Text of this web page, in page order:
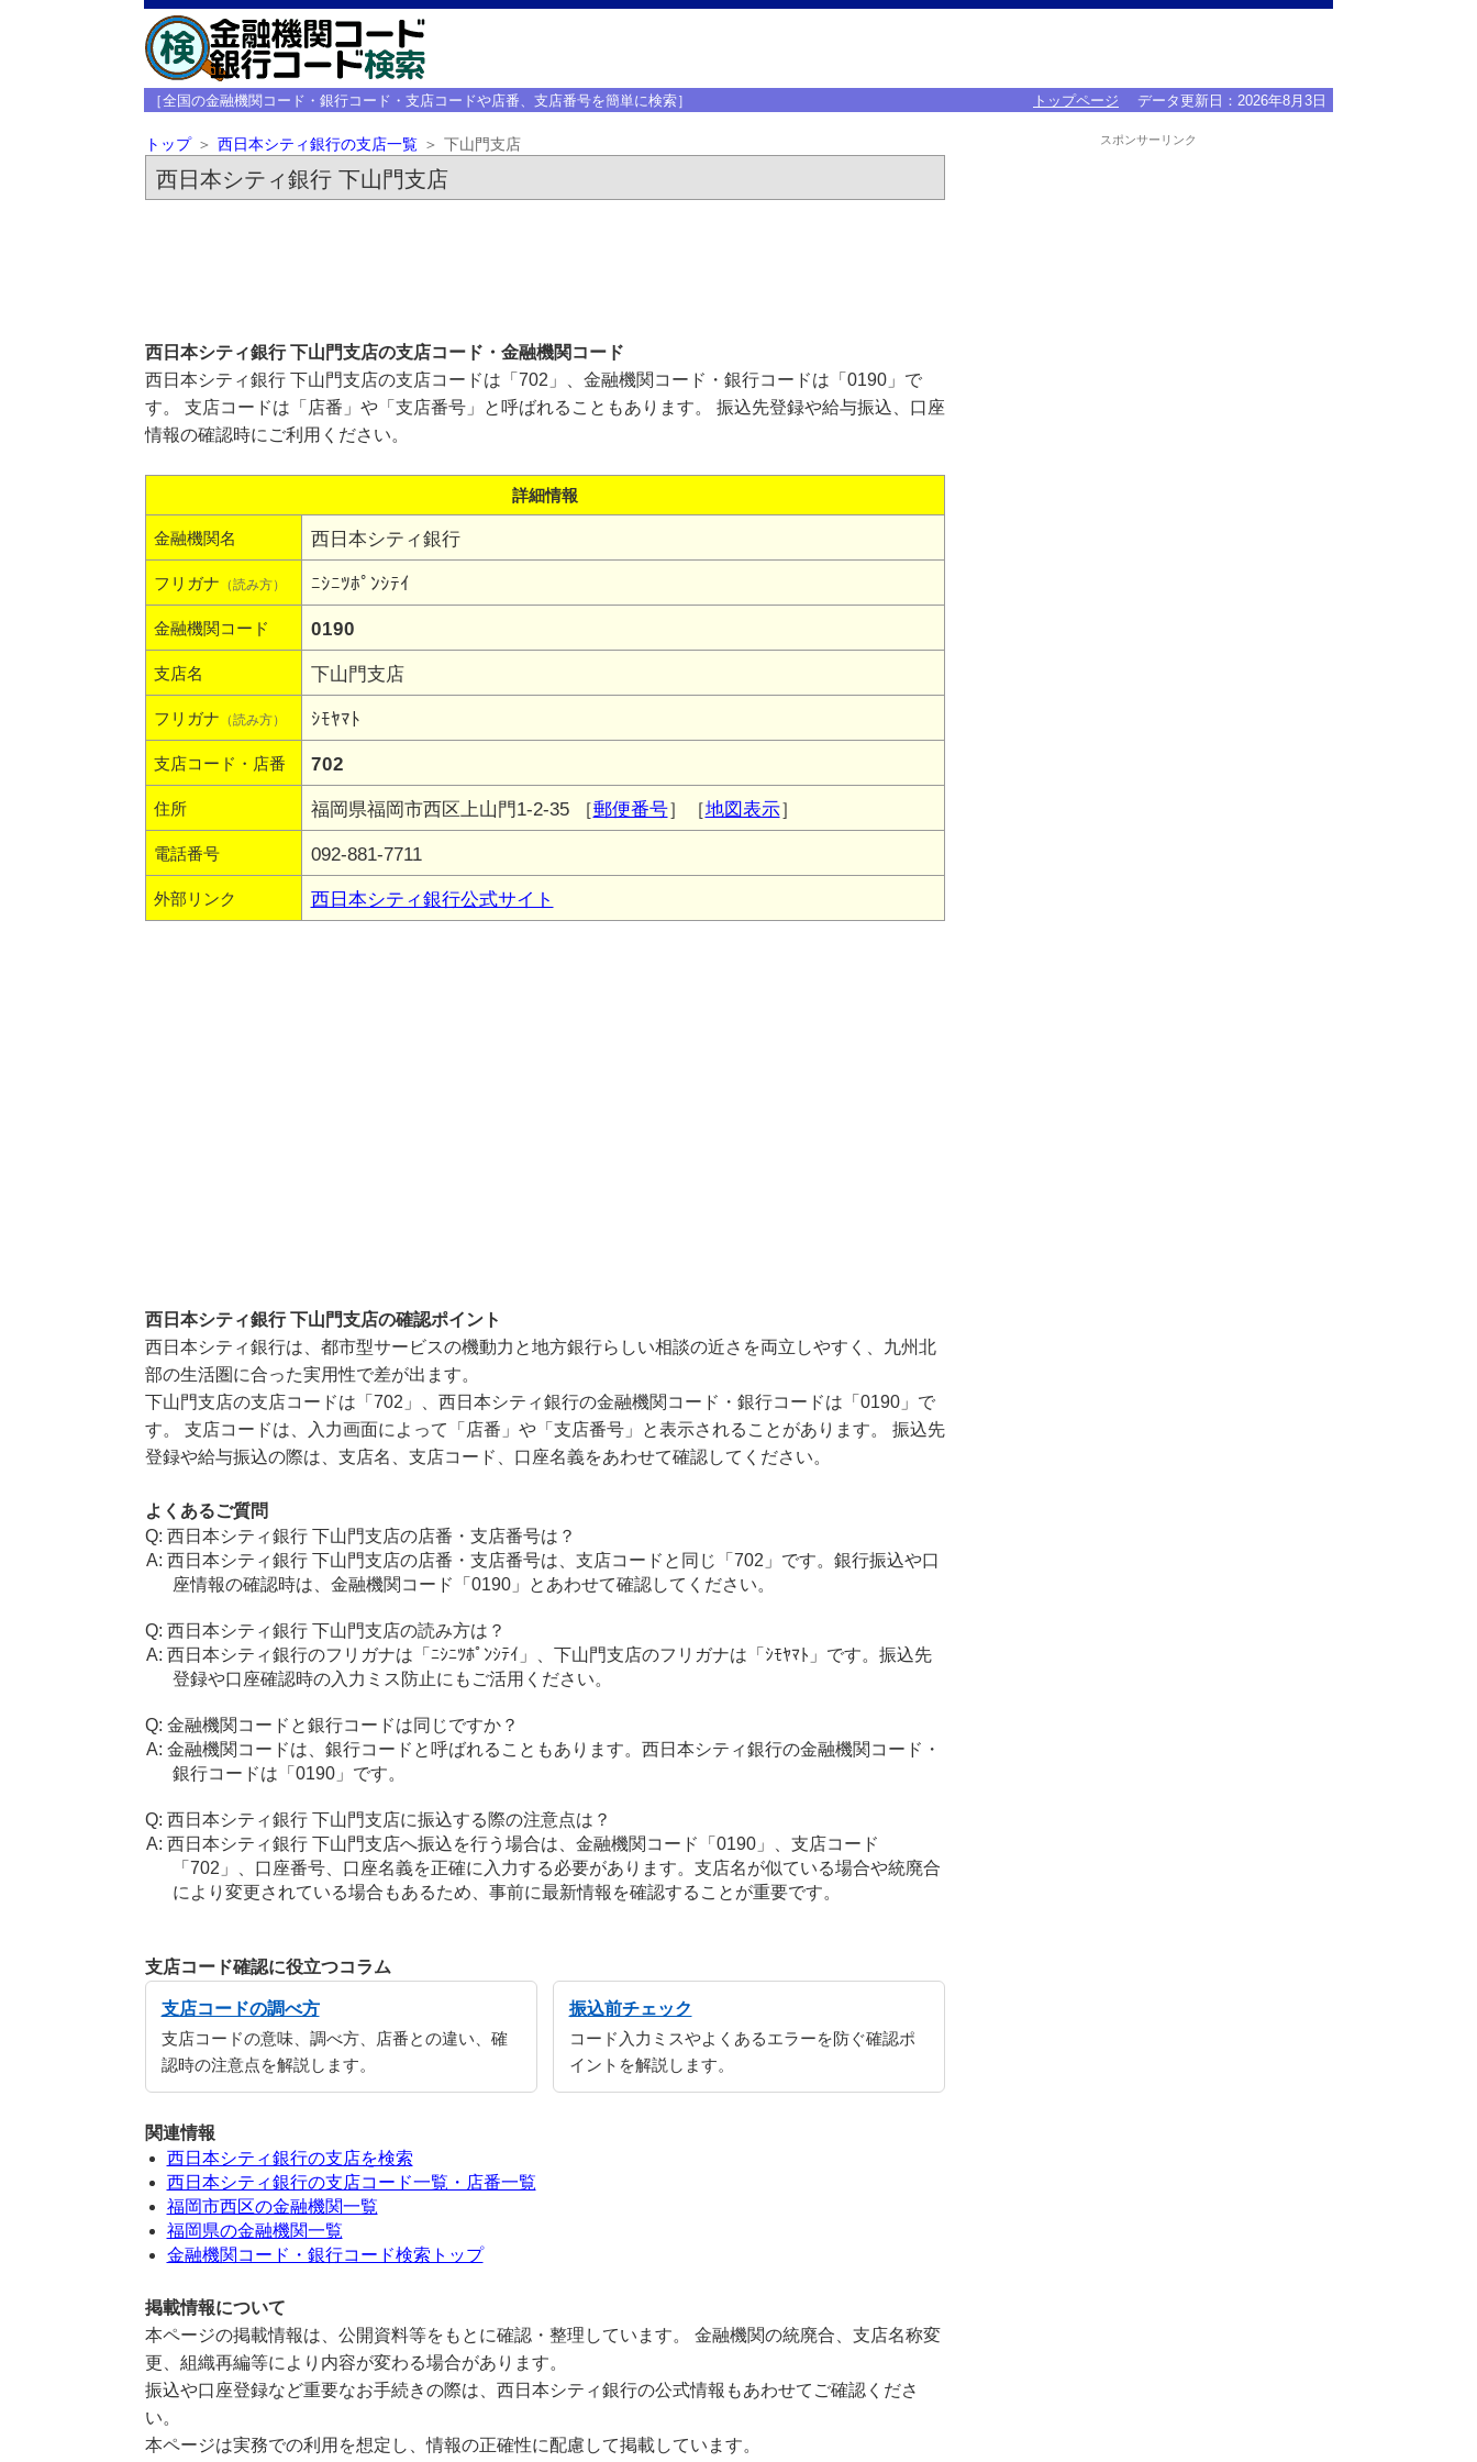
［全国の金融機関コード・銀行コード・支店コードや店番、支店番号を簡単に検索］ トップページ データ更新日： 2026年8月3日
トップ 西日本シティ銀行の支店一覧 下山門支店
西日本シティ銀行 下山門支店
西日本シティ銀行 下山門支店の支店コード・金融機関コード
西日本シティ銀行 下山門支店の支店コードは「702」、金融機関コード・銀行コードは「0190」で
す。 支店コードは「店番」や「支店番号」と呼ばれることもあります。 振込先登録や給与振込、口座
情報の確認時にご利用ください。
詳細情報
金融機関名 西日本シティ銀行
フリガナ （読み方） ﾆｼﾆﾂﾎﾟﾝｼﾃｲ
金融機関コード 0190
支店名 下山門支店
フリガナ （読み方） ｼﾓﾔﾏﾄ
支店コード・店番 702
住所 福岡県福岡市西区上山門1-2-35 ［郵便番号］［地図表示］
電話番号 092-881-7711
外部リンク 西日本シティ銀行公式サイト
西日本シティ銀行 下山門支店の確認ポイント
西日本シティ銀行は、都市型サービスの機動力と地方銀行らしい相談の近さを両立しやすく、九州北
部の生活圏に合った実用性で差が出ます。
下山門支店の支店コードは「702」、西日本シティ銀行の金融機関コード・銀行コードは「0190」で
す。 支店コードは、入力画面によって「店番」や「支店番号」と表示されることがあります。 振込先
登録や給与振込の際は、支店名、支店コード、口座名義をあわせて確認してください。
よくあるご質問
西日本シティ銀行 下山門支店の店番・支店番号は？
西日本シティ銀行 下山門支店の店番・支店番号は、支店コードと同じ「702」です。銀行振込や口
座情報の確認時は、金融機関コード「0190」とあわせて確認してください。
西日本シティ銀行 下山門支店の読み方は？
西日本シティ銀行のフリガナは「ﾆｼﾆﾂﾎﾟﾝｼﾃｲ」、下山門支店のフリガナは「ｼﾓﾔﾏﾄ」です。振込先
登録や口座確認時の入力ミス防止にもご活用ください。
金融機関コードと銀行コードは同じですか？
金融機関コードは、銀行コードと呼ばれることもあります。西日本シティ銀行の金融機関コード・
銀行コードは「0190」です。
西日本シティ銀行 下山門支店に振込する際の注意点は？
西日本シティ銀行 下山門支店へ振込を行う場合は、金融機関コード「0190」、支店コード
「702」、口座番号、口座名義を正確に入力する必要があります。支店名が似ている場合や統廃合
により変更されている場合もあるため、事前に最新情報を確認することが重要です。
支店コード確認に役立つコラム
支店コードの調べ方
支店コードの意味、調べ方、店番との違い、確
認時の注意点を解説します。
振込前チェック
コード入力ミスやよくあるエラーを防ぐ確認ポ
イントを解説します。
関連情報
西日本シティ銀行の支店を検索
西日本シティ銀行の支店コード一覧・店番一覧
福岡市西区の金融機関一覧
福岡県の金融機関一覧
金融機関コード・銀行コード検索トップ
掲載情報について
本ページの掲載情報は、公開資料等をもとに確認・整理しています。 金融機関の統廃合、支店名称変
更、組織再編等により内容が変わる場合があります。
振込や口座登録など重要なお手続きの際は、西日本シティ銀行の公式情報もあわせてご確認くださ
い。
本ページは実務での利用を想定し、情報の正確性に配慮して掲載しています。
スポンサーリンク